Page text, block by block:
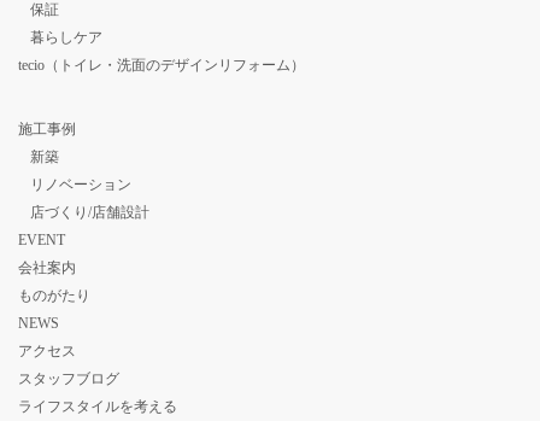
保証
暮らしケア
tecio（トイレ・洗面のデザインリフォーム）
施工事例
新築
リノベーション
店づくり/店舗設計
EVENT
会社案内
ものがたり
NEWS
アクセス
スタッフブログ
ライフスタイルを考える